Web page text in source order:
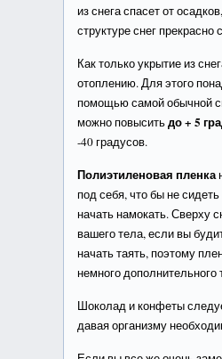
из снега спасет от
структуре снег
Как только укрытие из
отоплению. Для этого
помощью самой обычной
можно повыситьдо + 5
-40 градусов.
Полиэтиленовая пленка
под себя, что бы не
начать намокать. Сверху
вашего тела, если вы
начать таять, поэтому
немного дополнительного
Шоколад и конфеты
давая организму